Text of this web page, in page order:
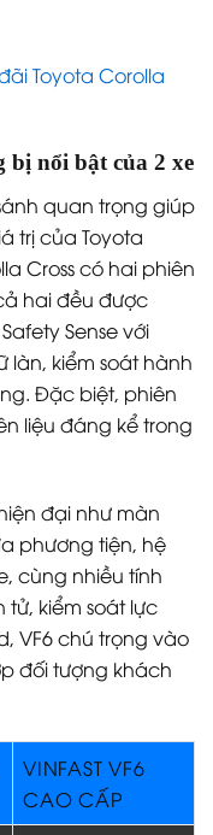
Toyota Corolla
bị nổi bật của 2 xe
quan trọng giúp
trị của Toyota
Cross có hai phiên
hai đều được
Sense với
làn, kiểm soát hành
Đặc biệt, phiên
liệu đáng kể trong
đại như màn
phương tiện, hệ
cùng nhiều tính
kiểm soát lực
VF6 chú trọng vào
đối tượng khách
VINFAST VF6
CAO CẤP